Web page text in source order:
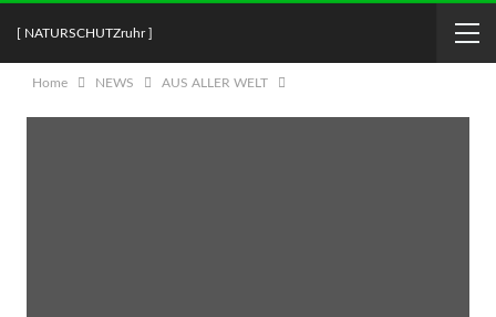
[ NATURSCHUTZruhr ]
Home NEWS AUS ALLER WELT